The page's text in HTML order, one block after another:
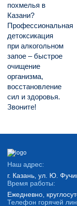
похмелья в
Казани?
Профессиональная
детоксикация
при алкогольном
запое – быстрое
очищение
организма,
восстановление
сил и здоровья.
Звоните!
Наш адрес:
г. Казань, ул. Ю.
Время работы:
Ежедневно,
Телефон горячей